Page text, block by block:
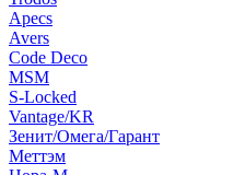
Apecs
Avers
Code Deco
MSM
S-Locked
Vantage/KR
Зенит/Омега/Гарант
Меттэм